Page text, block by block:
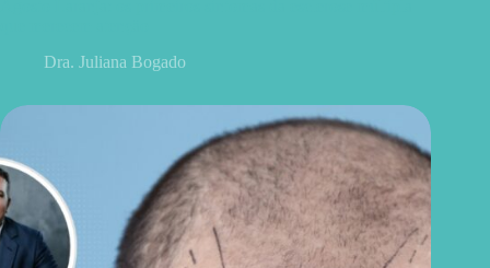
Dra. Juliana Bogado